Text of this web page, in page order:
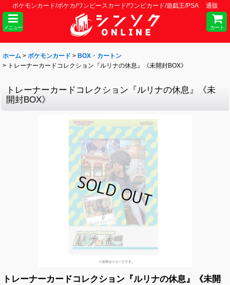
ポケモンカード/ポケカ/ワンピースカード/ワンピカード/遊戯王/PSA 通販
メニュー カート
ホーム > ポケモンカード > BOX・カートン
> トレーナーカードコレクション『ルリナの休息』《未開封BOX》
トレーナーカードコレクション『ルリナの休息』《未
開封BOX》
トレーナーカードコレクション『ルリナの休息』《未開